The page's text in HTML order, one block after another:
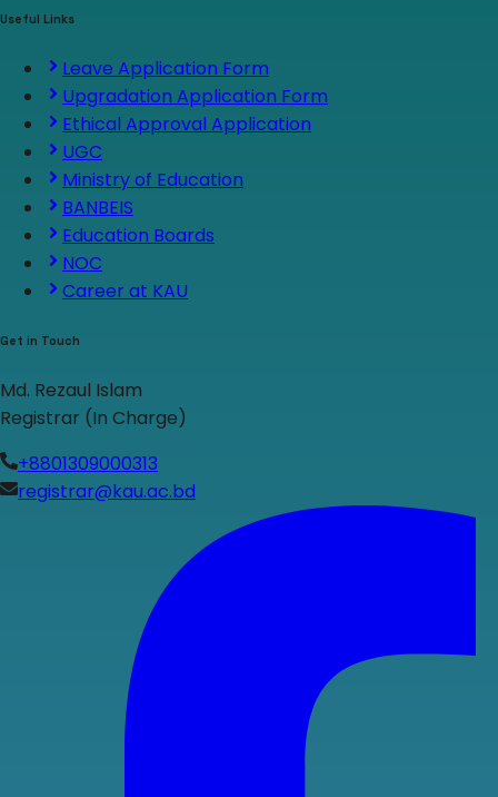
Useful Links
Leave Application Form
Upgradation Application Form
Ethical Approval Application
UGC
Ministry of Education
BANBEIS
Education Boards
NOC
Career at KAU
Get in Touch
Md. Rezaul Islam
Registrar (In Charge)
+8801309000313
registrar@kau.ac.bd